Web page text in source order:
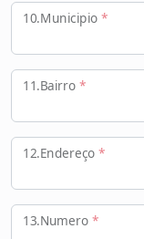
10.Municipio *
11.Bairro*
12.Endereço*
13.Numero *